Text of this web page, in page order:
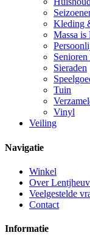
Kleding
Massa is
Sieraden
Tuin
Vinyl
Veiling
Navigatie
Winkel
Over
Veelgestelde
Contact
Informatie